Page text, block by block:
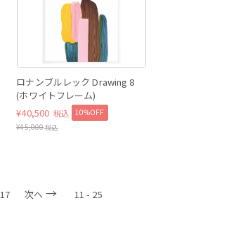
ロナンブルレック Drawing 8
(ホワイトフレーム)
¥40,500 税込 10%OFF
¥45,000税込
17 次へ 11 - 25